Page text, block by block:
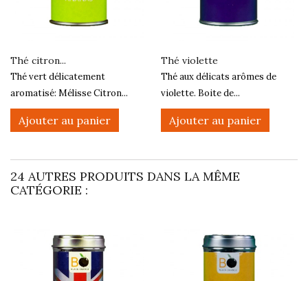
Thé citron...
Thé vert délicatement
aromatisé: Mélisse Citron...
Ajouter au panier
Thé violette
Thé aux délicats arômes de
violette. Boite de...
Ajouter au panier
24 AUTRES PRODUITS DANS LA MÊME
CATÉGORIE :